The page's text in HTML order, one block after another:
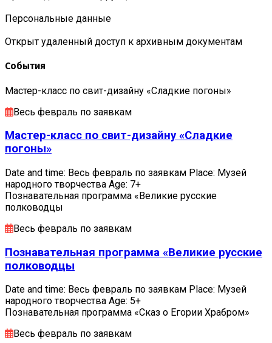
Персональные данные
Открыт удаленный доступ к архивным документам
События
Мастер-класс по свит-дизайну «Сладкие погоны»
Весь февраль по заявкам
Мастер-класс по свит-дизайну «Сладкие
погоны»
Date and time: Весь февраль по заявкам Place: Музей
народного творчества Age: 7+
Познавательная программа «Великие русские
полководцы
Весь февраль по заявкам
Познавательная программа «Великие русские
полководцы
Date and time: Весь февраль по заявкам Place: Музей
народного творчества Age: 5+
Познавательная программа «Сказ о Егории Храбром»
Весь февраль по заявкам